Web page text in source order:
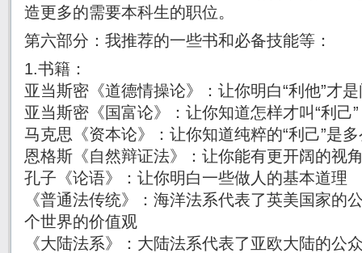
造更多的需要本科生的职位。
第六部分：我推荐的一些书和必备技能等：
1.书籍：
亚当斯密《道德情操论》：让你明白“利他”才是
亚当斯密《国富论》：让你知道怎样才叫“利己”
马克思《资本论》：让你知道纯粹的“利己”是
恩格斯《自然辩证法》：让你能有更开阔的视
孔子《论语》：让你明白一些做人的基本道理
《普通法传统》：海洋法系代表了英美国家的
个世界的价值观
《大陆法系》：大陆法系代表了亚欧大陆的公